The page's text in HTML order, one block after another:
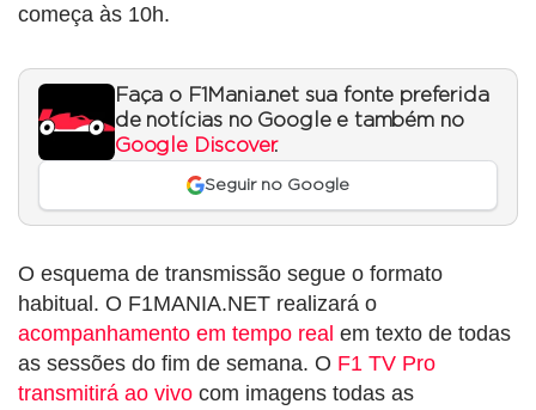
começa às 10h.
Faça o F1Mania.net sua fonte preferida
de notícias no Google e também no
Google Discover.
Seguir no Google
O esquema de transmissão segue o formato
habitual. O F1MANIA.NET realizará o
acompanhamento em tempo real em texto de todas
as sessões do fim de semana. O F1 TV Pro
transmitirá ao vivo com imagens todas as